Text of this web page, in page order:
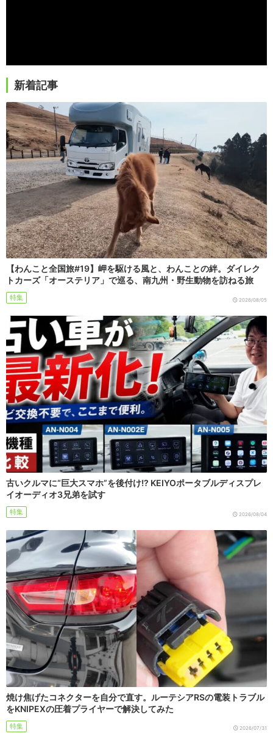
新着記事
【わんこと全国旅#19】岬を駆ける風と、わんことの絆。ダイレク
トカーズ「オーステリア」で巡る、南九州・野生動物を訪ねる旅
特集 2026/08/05
古いクルマに“巨大スマホ”を後付け!? KEIYOポータブルディスプレ
イオーディオ3兄弟を試す
特集 2026/08/04
焼け焦げたコネクターを自分で直す。ルーテシアRSの電装トラブル
をKNIPEXの圧着プライヤーで解決してみた
特集 2026/07/31